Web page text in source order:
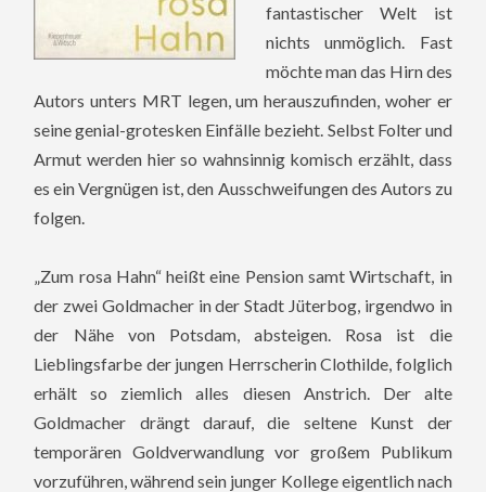
fantastischer Welt ist
nichts unmöglich. Fast
möchte man das Hirn des
Autors unters MRT legen, um herauszufinden, woher er
seine genial-grotesken Einfälle bezieht. Selbst Folter und
Armut werden hier so wahnsinnig komisch erzählt, dass
es ein Vergnügen ist, den Ausschweifungen des Autors zu
folgen.
„Zum rosa Hahn“ heißt eine Pension samt Wirtschaft, in
der zwei Goldmacher in der Stadt Jüterbog, irgendwo in
der Nähe von Potsdam, absteigen. Rosa ist die
Lieblingsfarbe der jungen Herrscherin Clothilde, folglich
erhält so ziemlich alles diesen Anstrich. Der alte
Goldmacher drängt darauf, die seltene Kunst der
temporären Goldverwandlung vor großem Publikum
vorzuführen, während sein junger Kollege eigentlich nach